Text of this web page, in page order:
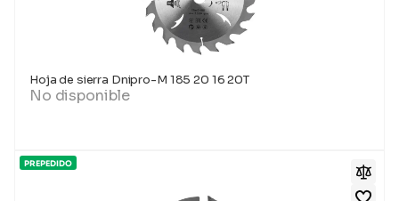
Hoja de sierra Dnipro-M 185 20 16 20T
No disponible
PREPEDIDO